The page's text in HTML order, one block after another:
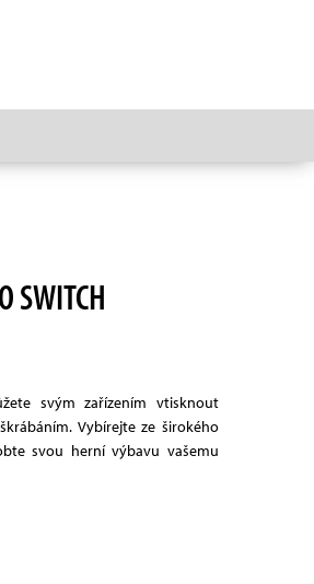
SWITCH
svým zařízením vtisknout
Vybírejte ze širokého
svou herní výbavu vašemu